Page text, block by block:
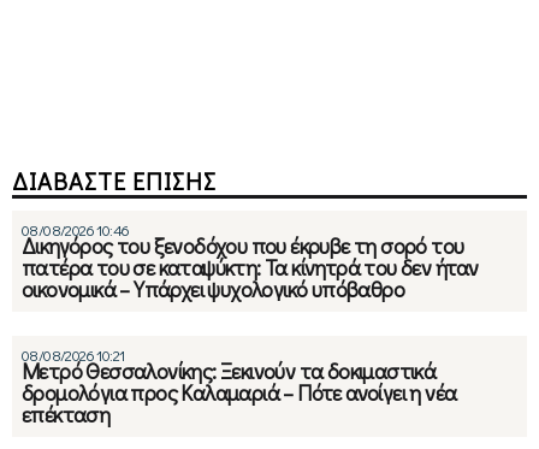
ΔΙΑΒΑΣΤΕ ΕΠΙΣΗΣ
08/08/2026 10:46
Δικηγόρος του ξενοδόχου που έκρυβε τη σορό του
πατέρα του σε καταψύκτη: Τα κίνητρά του δεν ήταν
οικονομικά – Υπάρχει ψυχολογικό υπόβαθρο
08/08/2026 10:21
Μετρό Θεσσαλονίκης: Ξεκινούν τα δοκιμαστικά
δρομολόγια προς Καλαμαριά – Πότε ανοίγει η νέα
επέκταση